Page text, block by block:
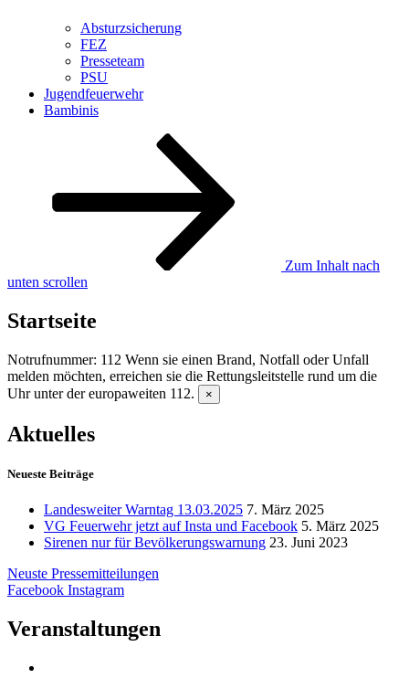
Absturzsicherung
FEZ
Presseteam
PSU
Jugendfeuerwehr
Bambinis
Zum Inhalt nach
unten scrollen
Startseite
Notrufnummer: 112 Wenn sie einen Brand, Notfall oder Unfall
melden möchten, erreichen sie die Rettungsleitstelle rund um die
Uhr unter der europaweiten 112.
×
Aktuelles
Neueste Beiträge
Landesweiter Warntag 13.03.2025 7. März 2025
VG Feuerwehr jetzt auf Insta und Facebook 5. März 2025
Sirenen nur für Bevölkerungswarnung 23. Juni 2023
Neuste Pressemitteilungen
Facebook Instagram
Veranstaltungen